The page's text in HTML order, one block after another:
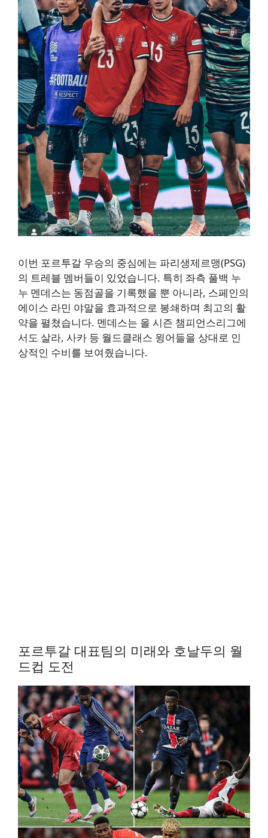
이번 포르투갈 우승의 중심에는 파리생제르맹(PSG)
의 트레블 멤버들이 있었습니다. 특히 좌측 풀백 누
누 멘데스는 동점골을 기록했을 뿐 아니라, 스페인의
에이스 라민 야말을 효과적으로 봉쇄하며 최고의 활
약을 펼쳤습니다. 멘데스는 올 시즌 챔피언스리그에
서도 살라, 사카 등 월드클래스 윙어들을 상대로 인
상적인 수비를 보여줬습니다.
포르투갈 대표팀의 미래와 호날두의 월
드컵 도전